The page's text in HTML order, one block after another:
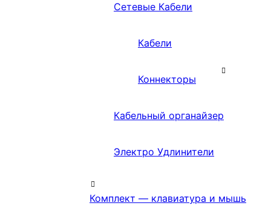
Сетевые Кабели
Кабели
Коннекторы
Кабельный органайзер
Электро Удлинители
Комплект — клавиатура и мышь